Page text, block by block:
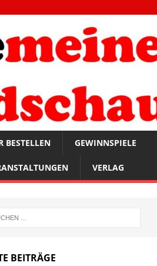
BESTELLEN GEWINNSPIELE
VERLAG
BEITRÄGE